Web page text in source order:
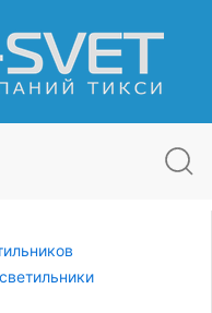
Свет НН ССдУ 01